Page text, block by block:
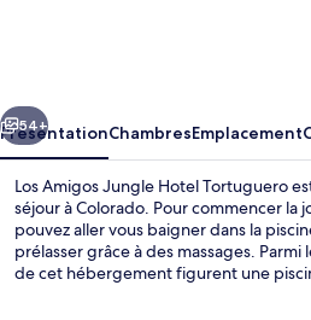
Tortuguero
Suivant
54+
PrésentationChambresEmplacement
Los Amigos Jungle Hotel Tortuguero
séjour à Colorado. Pour commencer la
pouvez aller vous baigner dans la
prélasser grâce à des massages.
de cet hébergement figurent une